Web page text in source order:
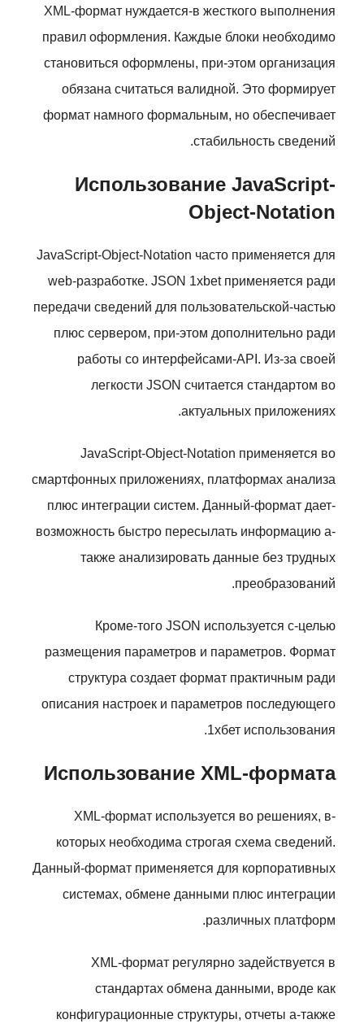
XML-формат нуждается-в жесткого выполнения
правил оформления. Каждые блоки необходимо
становиться оформлены, при-этом организация
обязана считаться валидной. Это формирует
формат намного формальным, но обеспечивает
стабильность сведений.
Использование JavaScript-
Object-Notation
JavaScript-Object-Notation часто применяется для
web-разработке. JSON 1xbet применяется ради
передачи сведений для пользовательской-частью
плюс сервером, при-этом дополнительно ради
работы со интерфейсами-API. Из-за своей
легкости JSON считается стандартом во
актуальных приложениях.
JavaScript-Object-Notation применяется во
смартфонных приложениях, платформах анализа
плюс интеграции систем. Данный-формат дает-
возможность быстро пересылать информацию а-
также анализировать данные без трудных
преобразований.
Кроме-того JSON используется с-целью
размещения параметров и параметров. Формат
структура создает формат практичным ради
описания настроек и параметров последующего
1хбет использования.
Использование XML-формата
XML-формат используется во решениях, в-
которых необходима строгая схема сведений.
Данный-формат применяется для корпоративных
системах, обмене данными плюс интеграции
различных платформ.
XML-формат регулярно задействуется в
стандартах обмена данными, вроде как
конфигурационные структуры, отчеты а-также